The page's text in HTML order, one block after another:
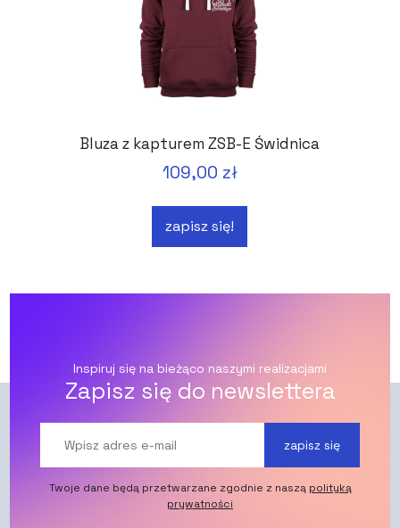
Bluza z kapturem ZSB-E Świdnica
109,00 zł
zapisz się!
Inspiruj się na bieżąco naszymi realizacjami
Zapisz się do newslettera
zapisz się
Twoje dane będą przetwarzane zgodnie z naszą polityką
prywatności